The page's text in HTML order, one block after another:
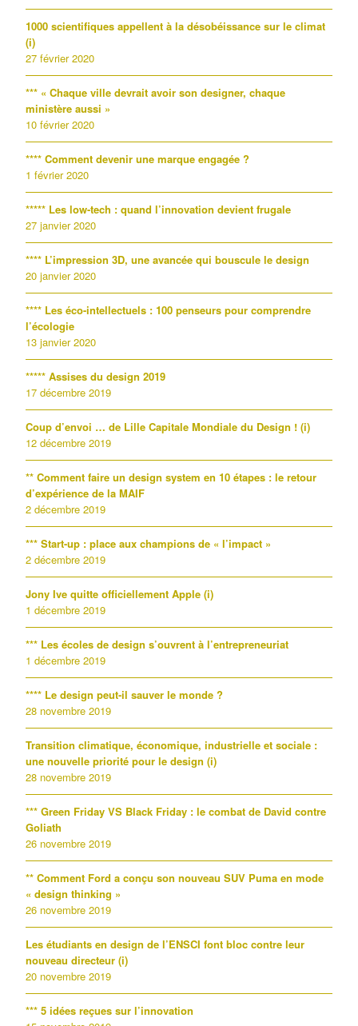
1000 scientifiques appellent à la désobéissance sur le climat
(i)
27 février 2020
*** « Chaque ville devrait avoir son designer, chaque
ministère aussi »
10 février 2020
**** Comment devenir une marque engagée ?
1 février 2020
***** Les low-tech : quand l’innovation devient frugale
27 janvier 2020
**** L’impression 3D, une avancée qui bouscule le design
20 janvier 2020
**** Les éco-intellectuels : 100 penseurs pour comprendre
l’écologie
13 janvier 2020
***** Assises du design 2019
17 décembre 2019
Coup d’envoi … de Lille Capitale Mondiale du Design ! (i)
12 décembre 2019
** Comment faire un design system en 10 étapes : le retour
d’expérience de la MAIF
2 décembre 2019
*** Start-up : place aux champions de « l’impact »
2 décembre 2019
Jony Ive quitte officiellement Apple (i)
1 décembre 2019
*** Les écoles de design s’ouvrent à l’entrepreneuriat
1 décembre 2019
**** Le design peut-il sauver le monde ?
28 novembre 2019
Transition climatique, économique, industrielle et sociale :
une nouvelle priorité pour le design (i)
28 novembre 2019
*** Green Friday VS Black Friday : le combat de David contre
Goliath
26 novembre 2019
** Comment Ford a conçu son nouveau SUV Puma en mode
« design thinking »
26 novembre 2019
Les étudiants en design de l’ENSCI font bloc contre leur
nouveau directeur (i)
20 novembre 2019
*** 5 idées reçues sur l’innovation